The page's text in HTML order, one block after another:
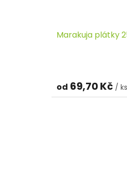
Marakuja plátky
od 69,70 Kč / ks